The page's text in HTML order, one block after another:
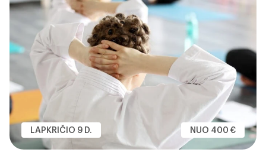
LAPKRIČIO 9 D. NUO 400 €